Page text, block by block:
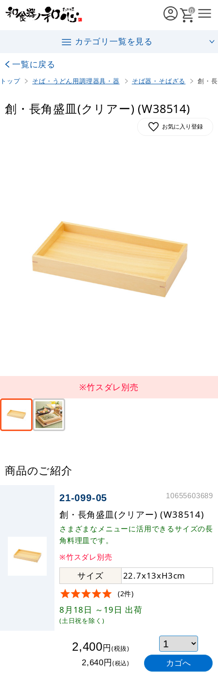
0
カテゴリ一覧を見る
一覧に戻る
トップ そば・うどん用調理器具・器 そば器・そばざる 創・
創・長角盛皿(クリアー) (W38514)
お気に入り登録
※竹スダレ別売
商品のご紹介
21-099-05 10655603689
創・長角盛皿(クリアー) (W38514)
さまざまなメニューに活用できるサイズの長
角料理皿です。
※竹スダレ別売
サイズ 22.7x13xH3cm
(2件)
8月18日 ～19日 出荷
(土日祝を除く)
2,400円(税抜)
2,640円(税込)